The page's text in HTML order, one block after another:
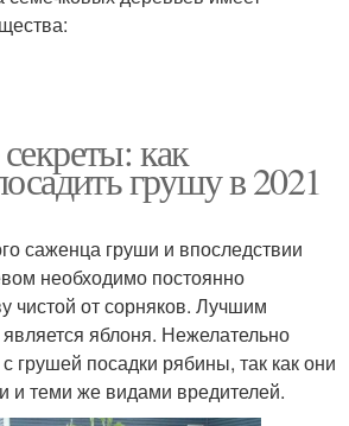
как
грушу в 2021
саженца груши и впоследствии
необходимо постоянно
чистой от сорняков. Лучшим
яблоня. Нежелательно
грушей посадки рябины, так как они
и теми же видами вредителей.